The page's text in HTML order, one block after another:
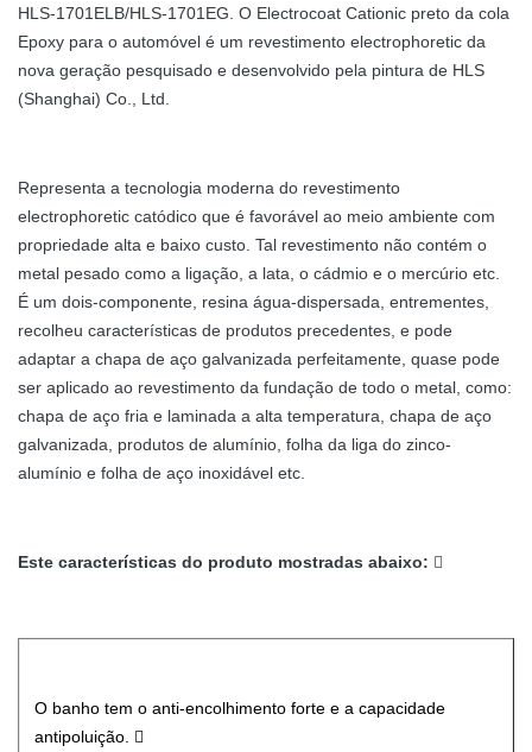
HLS-1701ELB/HLS-1701EG. O Electrocoat Cationic preto da cola
Epoxy para o automóvel é um revestimento electrophoretic da
nova geração pesquisado e desenvolvido pela pintura de HLS
(Shanghai) Co., Ltd.
Representa a tecnologia moderna do revestimento
electrophoretic catódico que é favorável ao meio ambiente com
propriedade alta e baixo custo. Tal revestimento não contém o
metal pesado como a ligação, a lata, o cádmio e o mercúrio etc.
É um dois-componente, resina água-dispersada, entrementes,
recolheu características de produtos precedentes, e pode
adaptar a chapa de aço galvanizada perfeitamente, quase pode
ser aplicado ao revestimento da fundação de todo o metal, como:
chapa de aço fria e laminada a alta temperatura, chapa de aço
galvanizada, produtos de alumínio, folha da liga do zinco-
alumínio e folha de aço inoxidável etc.
Este características do produto mostradas abaixo: 
O banho tem o anti-encolhimento forte e a capacidade
antipoluição. 